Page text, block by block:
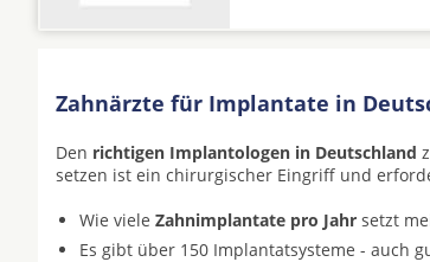
Zahnärzte für Implantate in
Den richtigen Implantologen in Deutschland
setzen ist ein chirurgischer Eingriff und
Wie viele Zahnimplantate pro Jahr setzt
Es gibt über 150 Implantatsysteme - auch